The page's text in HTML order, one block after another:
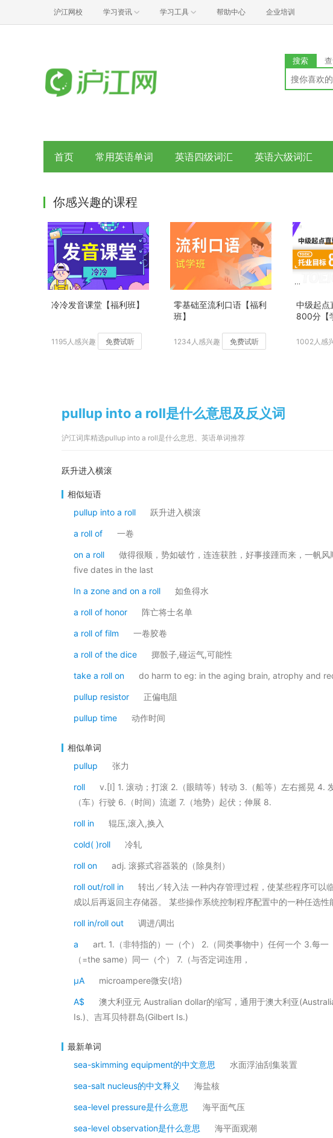
沪江网校 学习资讯 学习工具 帮助中心 企业培训
搜索
首页 常用英语单词 英语四级词汇 英语六级词汇
你感兴趣的课程
冷冷发音课堂【福利班】
1195人感兴趣 免费试听
零基础至流利口语【福利
班】
1234人感兴趣 免费试听
中级起点
800分【
1002人感
pullup into a roll是什么意思及反义词
沪江词库精选pullup into a roll是什么意思、英语单词推荐
跃升进入横滚
相似短语
pullup into a roll
跃升进入横滚
a roll of 一卷
on a roll
做得很顺，势如破竹，连连获胜，好事接踵而来，一帆
five dates in the last
In a zone and on a roll 如鱼得水
a roll of honor 阵亡将士名单
a roll of film 一卷胶卷
a roll of the dice 掷骰子,碰运气,可能性
take a roll on do harm to eg: in the aging brain, atrophy and
pullup resistor 正偏电阻
pullup time 动作时间
相似单词
pullup
张力
roll
v.[I] 1. 滚动；打滚 2.（眼睛等）转动 3.（船等）左右摇晃 4.
（车）行驶 6.（时间）流逝 7.（地势）起伏；伸展 8.
roll in 辊压,滚入,换入
cold( )roll 冷轧
roll on adj. 滚搽式容器装的（除臭剂）
roll out/roll in
转出／转入法 一种内存管理过程，使某些程序可以
成以后再返回主存储器。 某些操作系统控制程序配置中的一种任选
roll in/roll out 调进/调出
a
art. 1.（非特指的）一（个） 2.（同类事物中）任何一个 3.每
（=the same）同一（个） 7.（与否定词连用，
μA microampere微安(培)
A$
澳大利亚元 Australian dollar的缩写，通用于澳大利亚
Is.)、吉耳贝特群岛(Gilbert Is.)
最新单词
sea-skimming equipment的中文意思
水面浮油刮集装置
sea-salt nucleus的中文释义 海盐核
sea-level pressure是什么意思 海平面气压
sea-level observation是什么意思 海平面观潮